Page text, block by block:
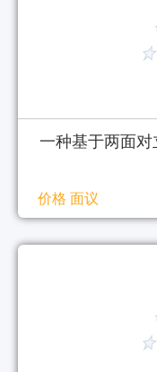
一种基于两面
价格 面议